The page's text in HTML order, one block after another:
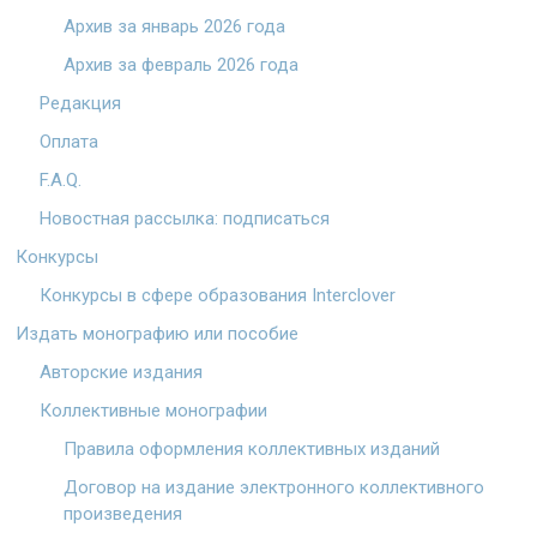
Архив за январь 2026 года
Архив за февраль 2026 года
Редакция
Оплата
F.A.Q.
Новостная рассылка: подписаться
Конкурсы
Конкурсы в сфере образования Interclover
Издать монографию или пособие
Авторские издания
Коллективные монографии
Правила оформления коллективных изданий
Договор на издание электронного коллективного
произведения